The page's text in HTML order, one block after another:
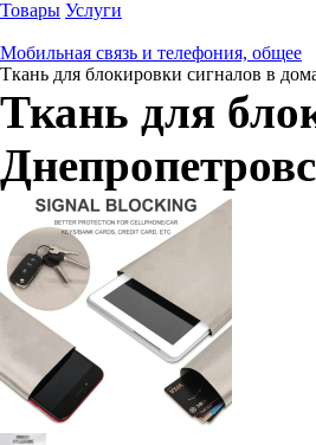
Товары Услуги
Мобильная связь и телефония, общее
Ткань для блокировки сигналов в
Ткань для